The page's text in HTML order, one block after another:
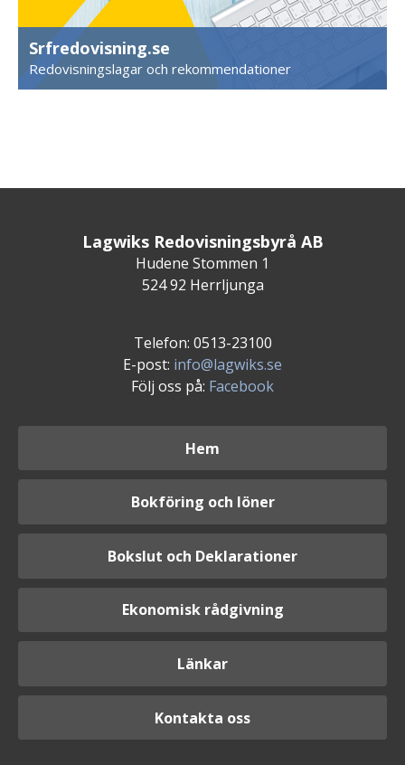
Srfredovisning.se
Redovisningslagar och rekommendationer
Lagwiks Redovisningsbyrå AB
Hudene Stommen 1
524 92 Herrljunga
Telefon: 0513-23100
E-post: info@lagwiks.se
Följ oss på: Facebook
Hem
Bokföring och löner
Bokslut och Deklarationer
Ekonomisk rådgivning
Länkar
Kontakta oss